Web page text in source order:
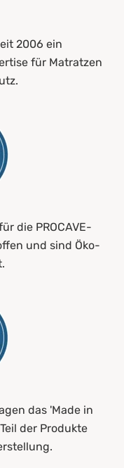
2006 ein
für Matratzen
die PROCAVE-
und sind Öko-
das 'Made in
der Produkte